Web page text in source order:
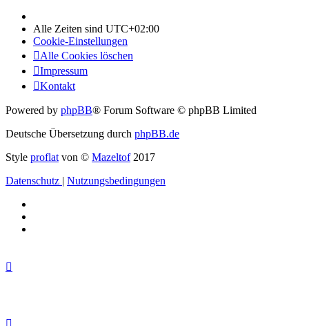
Alle Zeiten sind UTC+02:00
Cookie-Einstellungen
Alle Cookies löschen
Impressum
Kontakt
Powered by phpBB® Forum Software © phpBB Limited
Deutsche Übersetzung durch phpBB.de
Style proflatvon © Mazeltof2017
Datenschutz
Nutzungsbedingungen